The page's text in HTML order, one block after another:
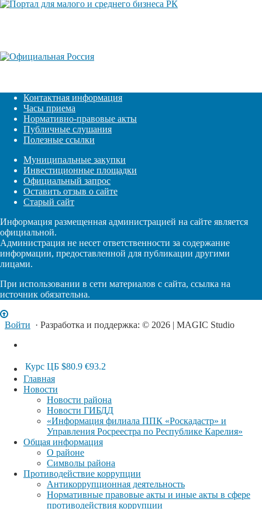
Контактная информация
Часы приема
Нормативно-правовые акты
Публичные слушания
Полезные ссылки
Муниципальные закупки
Инвестиционные площадки
Официальный запрос
Оставить отзыв о сайте
Старый сайт
Информация размещенная администрацией на сайте является
официальной.
Администрация не несет ответственности за содержание
информации, предоставленной для публикации другими
лицами.
При использовании в сети материалов с сайта, ссылка на
источник обязательна.
Войти · Разработка и поддержка: © 2026 | MAGIC Studio
Курс ЦБ $80.9 €93.2
Главная
Новости
Новости района
Новости ГИБДД
«Информация филиала ППК «Роскадастр» и
Управления Росреестра по Республике Карелия»
Общая информация
О районе
Символы района
Противодействие коррупции
Антикоррупционная деятельность
Нормативные правовые акты и иные акты в сфере
противодействия коррупции